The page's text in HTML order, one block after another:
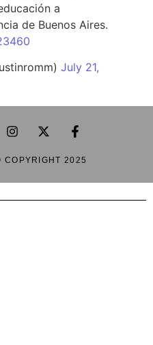
a
de Buenos Aires.
July 21,
COPYRIGHT 2025